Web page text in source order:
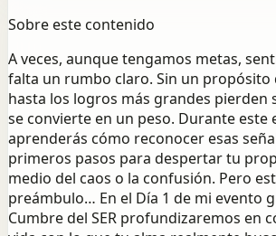
Sobre este contenido
A veces, aunque tengamos metas,
falta un rumbo claro. Sin un propósito
hasta los logros más grandes pierden
se convierte en un peso. Durante este
aprenderás cómo reconocer esas
primeros pasos para despertar tu
medio del caos o la confusión. Pero
preámbulo… En el Día 1 de mi evento
Cumbre del SER profundizaremos en